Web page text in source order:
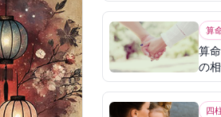
算
算
の
四